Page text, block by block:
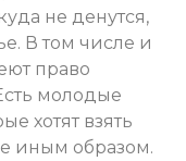
не денутся,
В том числе и
право
молодые
хотят взять
иным образом.